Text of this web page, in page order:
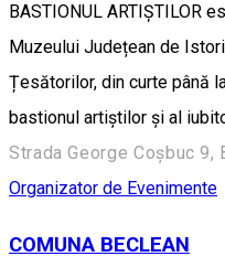
BASTIONUL ARTIȘTILOR
Muzeului Județean de
Țesătorilor, din curte până
bastionul artiștilor și al
Strada George Coșbuc 9,
Organizator de Evenimente
COMUNA BECLEAN